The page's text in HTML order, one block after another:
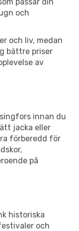
och
och liv, medan
bättre priser
av
innan du
jacka eller
förberedd för
på
historiska
och